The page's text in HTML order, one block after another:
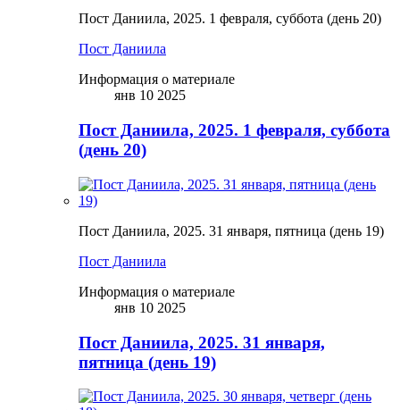
Пост Даниила, 2025. 1 февраля, суббота (день 20)
Пост Даниила
Информация о материале
янв 10 2025
Пост Даниила, 2025. 1 февраля, суббота
(день 20)
Пост Даниила, 2025. 31 января, пятница (день 19)
Пост Даниила
Информация о материале
янв 10 2025
Пост Даниила, 2025. 31 января,
пятница (день 19)